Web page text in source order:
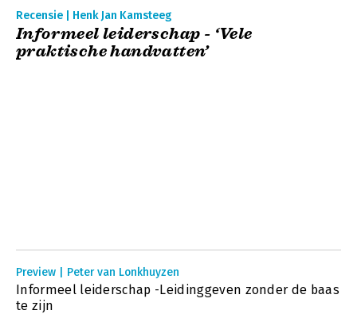
Recensie | Henk Jan Kamsteeg
Informeel leiderschap - ‘Vele
praktische handvatten’
Preview | Peter van Lonkhuyzen
Informeel leiderschap -Leidinggeven zonder de baas
te zijn